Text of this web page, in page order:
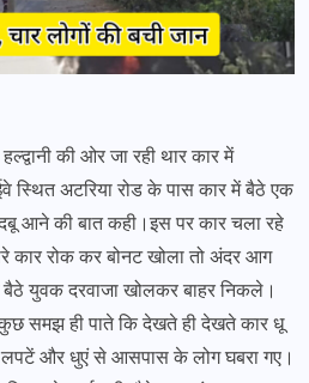
की ओर जा रही थार कार में
स्थित अटरिया रोड के पास कार में बैठे एक
आने की बात कही।इस पर कार चला रहे
रोक कर बोनट खोला तो अंदर आग
युवक दरवाजा खोलकर बाहर निकले।
समझ ही पाते कि देखते ही देखते कार धू
और धुएं से आसपास के लोग घबरा गए।